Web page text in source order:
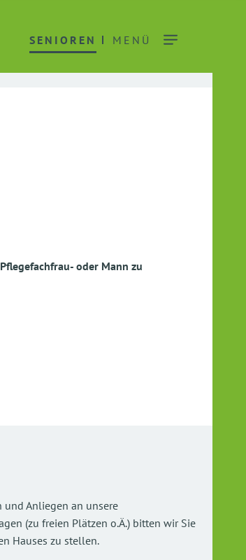
SENIOREN MENÜ
oder Mann zu
und Anliegen an unsere
(zu freien Plätzen o.Ä.) bitten wir Sie
Hauses zu stellen.